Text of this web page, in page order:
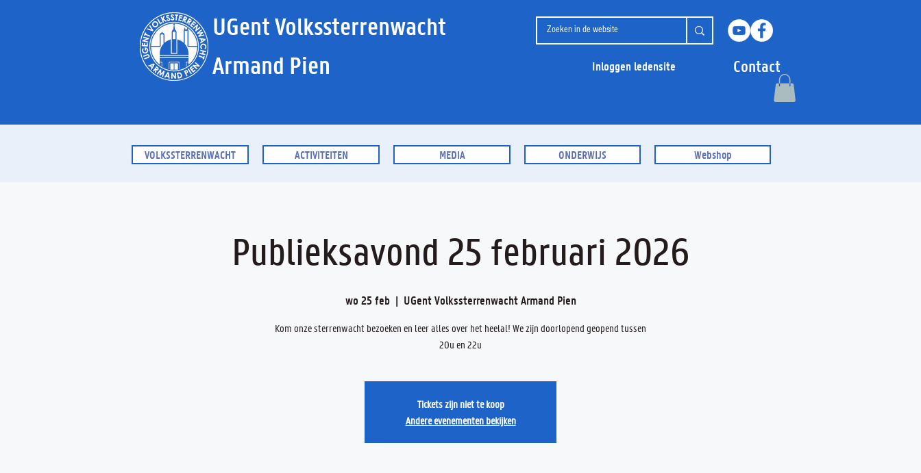
UGent Volkssterrenwacht
Armand Pien
Inloggen ledensite Contact
VOLKSSTERRENWACHT ACTIVITEITEN MEDIA ONDERWIJS Webshop
Publieksavond 25 februari 2026
wo 25 feb
  |
UGent Volkssterrenwacht Armand Pien
Kom onze sterrenwacht bezoeken en leer alles over het heelal! We zijn doorlopend geopend tussen
20u en 22u
Tickets zijn niet te koop
Andere evenementen bekijken